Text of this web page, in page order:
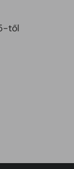
től